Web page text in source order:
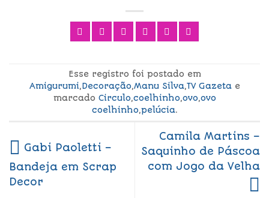
Esse registro foi postado em
Amigurumi,Decoração,Manu Silva,TV Gazetae
marcado Circulo,coelhinho,ovo,ovo
coelhinho,pelúcia.
Gabi Paoletti –
Bandeja em Scrap
Decor
Camila Martins –
Saquinho de Páscoa
com Jogo da Velha